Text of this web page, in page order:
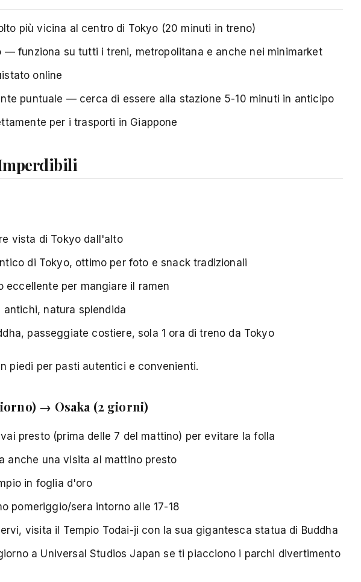
più vicina al centro di Tokyo (20 minuti in treno)
— funziona su tutti i treni, metropolitana e anche nei minimarket
online
puntuale — cerca di essere alla stazione 5-10 minuti in anticipo
per i trasporti in Giappone
vista di Tokyo dall'alto
di Tokyo, ottimo per foto e snack tradizionali
per mangiare il ramen
natura splendida
passeggiate costiere, sola 1 ora di treno da Tokyo
piedi per pasti autentici e convenienti.
→ Osaka (2 giorni)
presto (prima delle 7 del mattino) per evitare la folla
anche una visita al mattino presto
in foglia d'oro
pomeriggio/sera intorno alle 17-18
visita il Tempio Todai-ji con la sua gigantesca statua di Buddha
a Universal Studios Japan se ti piacciono i parchi divertimento